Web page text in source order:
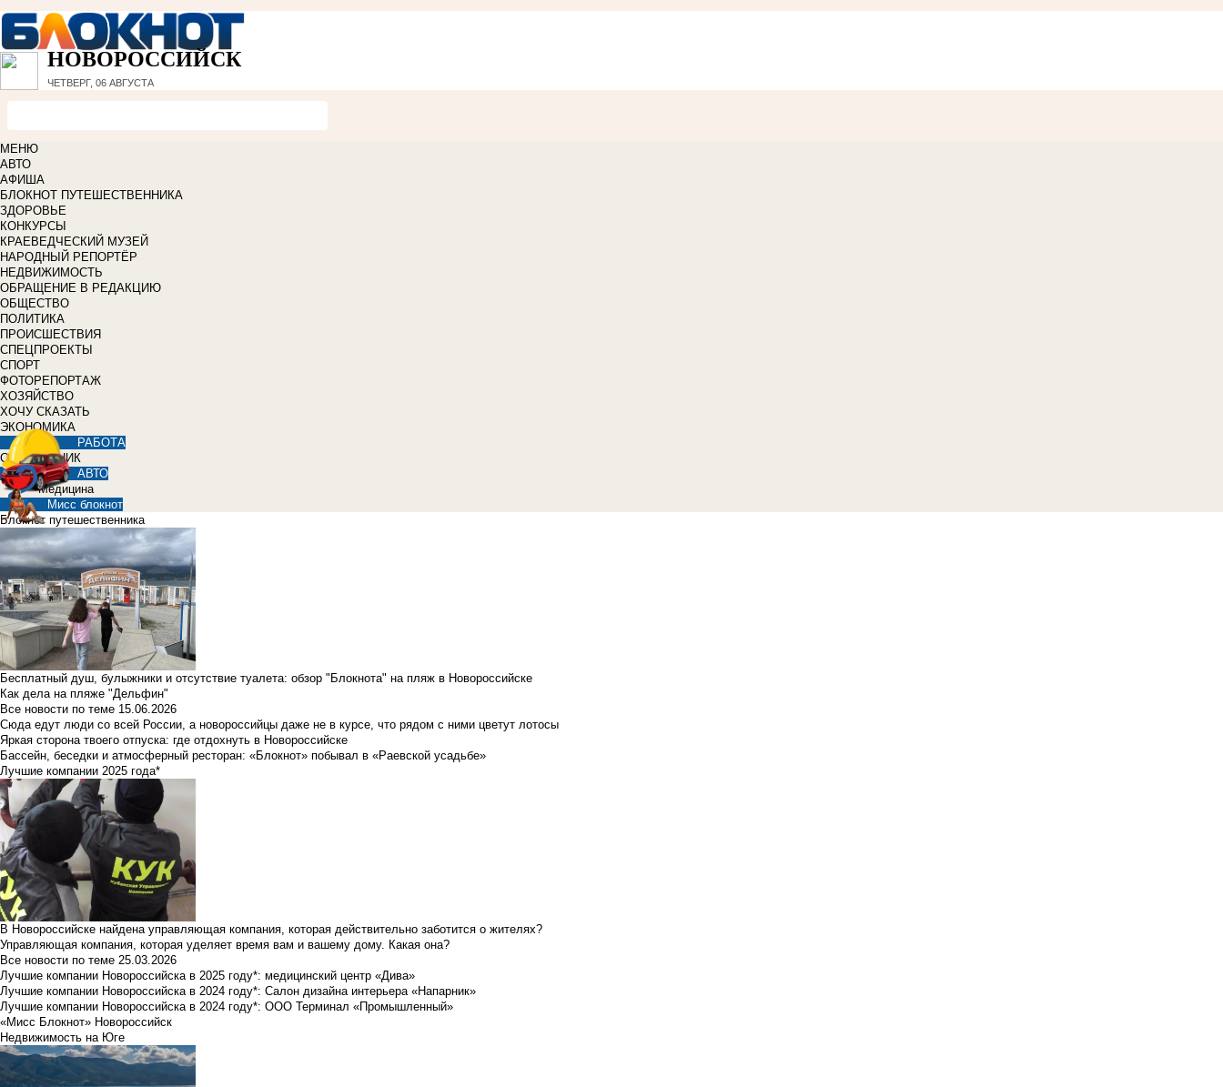
НОВОРОССИЙСК
ЧЕТВЕРГ, 06 АВГУСТА
МЕНЮ
АВТО
АФИША
БЛОКНОТ ПУТЕШЕСТВЕННИКА
ЗДОРОВЬЕ
КОНКУРСЫ
КРАЕВЕДЧЕСКИЙ МУЗЕЙ
НАРОДНЫЙ РЕПОРТЁР
НЕДВИЖИМОСТЬ
ОБРАЩЕНИЕ В РЕДАКЦИЮ
ОБЩЕСТВО
ПОЛИТИКА
ПРОИСШЕСТВИЯ
СПЕЦПРОЕКТЫ
СПОРТ
ФОТОРЕПОРТАЖ
ХОЗЯЙСТВО
ХОЧУ СКАЗАТЬ
ЭКОНОМИКА
РАБОТА
СПРАВОЧНИК
АВТО
Медицина
Мисс блокнот
Блокнот путешественника
Бесплатный душ, булыжники и отсутствие туалета: обзор "Блокнота" на пляж в Новороссийске
Как дела на пляже "Дельфин"
Все новости по теме 15.06.2026
Сюда едут люди со всей России, а новороссийцы даже не в курсе, что рядом с ними цветут лотосы
Яркая сторона твоего отпуска: где отдохнуть в Новороссийске
Бассейн, беседки и атмосферный ресторан: «Блокнот» побывал в «Раевской усадьбе»
Лучшие компании 2025 года*
В Новороссийске найдена управляющая компания, которая действительно заботится о жителях?
Управляющая компания, которая уделяет время вам и вашему дому. Какая она?
Все новости по теме 25.03.2026
Лучшие компании Новороссийска в 2025 году*: медицинский центр «Дива»
Лучшие компании Новороссийска в 2024 году*: Салон дизайна интерьера «Напарник»
Лучшие компании Новороссийска в 2024 году*: ООО Терминал «Промышленный»
«Мисс Блокнот» Новороссийск
Недвижимость на Юге